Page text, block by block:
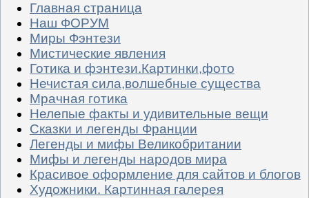
Главная страница
Наш ФОРУМ
Миры Фэнтези
Мистические явления
Готика и фэнтези.Картинки,фото
Нечистая сила,волшебные существа
Мрачная готика
Нелепые факты и удивительные вещи
Сказки и легенды Франции
Легенды и мифы Великобритании
Мифы и легенды народов мира
Красивое оформление для сайтов и блогов
Художники. Картинная галерея